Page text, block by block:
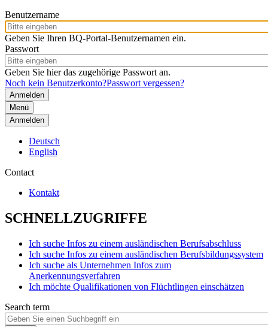
Benutzername
Geben Sie Ihren BQ-Portal-Benutzernamen ein.
Passwort
Geben Sie hier das zugehörige Passwort an.
Noch kein Benutzerkonto?Passwort vergessen?
Menü
Anmelden
Deutsch
English
Contact
Kontakt
SCHNELLZUGRIFFE
Ich suche Infos zu einem ausländischen Berufsabschluss
Ich suche Infos zu einem ausländischen Berufsbildungssystem
Ich suche als Unternehmen Infos zum
Anerkennungsverfahren
Ich möchte Qualifikationen von Flüchtlingen einschätzen
Search term